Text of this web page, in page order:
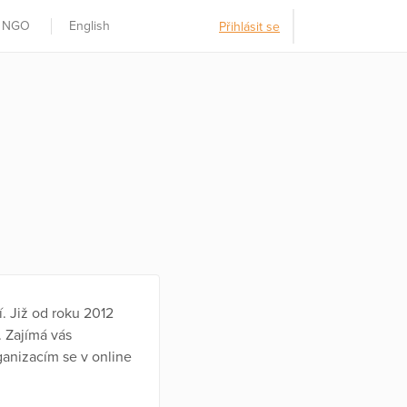
English Přihlásit se
Již od roku 2012
vás
se v online